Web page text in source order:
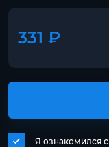
331 ₽
Я ознакомился с